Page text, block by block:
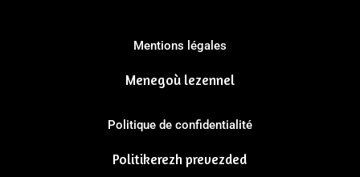
Mentions légales
Menegoù lezennel
Politique de confidentialité
Politikerezh prevezded